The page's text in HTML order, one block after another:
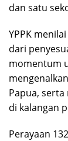
dan satu
YPPK
dari
momentum
Papua,
di kalangan
Perayaan